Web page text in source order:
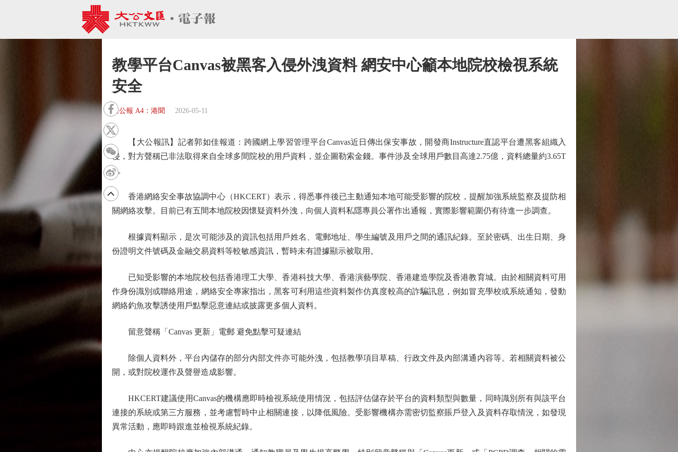
教學平台Canvas被黑客入侵外洩資料 網安中心籲本地院校檢視系統
安全
大公報 A4：港聞 2026-05-11
【大公報訊】記者郭如佳報道：跨國網上學習管理平台Canvas近日傳出保安事故，開發商Instructure直認平台遭黑客組織入
侵，對方聲稱已非法取得來自全球多間院校的用戶資料，並企圖勒索金錢。事件涉及全球用戶數目高達2.75億，資料總量約3.65T
B。
香港網絡安全事故協調中心（HKCERT）表示，得悉事件後已主動通知本地可能受影響的院校，提醒加強系統監察及提防相
關網絡攻擊。目前已有五間本地院校因懷疑資料外洩，向個人資料私隱專員公署作出通報，實際影響範圍仍有待進一步調查。
根據資料顯示，是次可能涉及的資訊包括用戶姓名、電郵地址、學生編號及用戶之間的通訊紀錄。至於密碼、出生日期、身
份證明文件號碼及金融交易資料等較敏感資訊，暫時未有證據顯示被取用。
已知受影響的本地院校包括香港理工大學、香港科技大學、香港演藝學院、香港建造學院及香港教育城。由於相關資料可用
作身份識別或聯絡用途，網絡安全專家指出，黑客可利用這些資料製作仿真度較高的詐騙訊息，例如冒充學校或系統通知，發動
網絡釣魚攻擊誘使用戶點擊惡意連結或披露更多個人資料。
留意聲稱「Canvas 更新」電郵 避免點擊可疑連結
除個人資料外，平台內儲存的部分內部文件亦可能外洩，包括教學項目草稿、行政文件及內部溝通內容等。若相關資料被公
開，或對院校運作及聲譽造成影響。
HKCERT建議使用Canvas的機構應即時檢視系統使用情況，包括評估儲存於平台的資料類型與數量，同時識別所有與該平台
連接的系統或第三方服務，並考慮暫時中止相關連接，以降低風險。受影響機構亦需密切監察賬戶登入及資料存取情況，如發現
異常活動，應即時跟進並檢視系統紀錄。